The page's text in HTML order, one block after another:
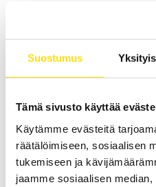
Suostumus
Tämä sivusto käyttää
Käytämme evästeitä
räätälöimiseen, sosiaalisen
tukemiseen ja
jaamme sosiaalisen
Kenttäkäyttöön soveltuvat,
koteloinnin omaavat sekä
eristysvastustesterit
sisältävät testin jälkeen
mittauskohteen